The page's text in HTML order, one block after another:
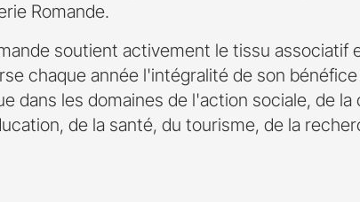
Romande.
soutient activement le tissu associatif
chaque année l'intégralité de son bénéfice
dans les domaines de l'action sociale, de la
de la santé, du tourisme, de la